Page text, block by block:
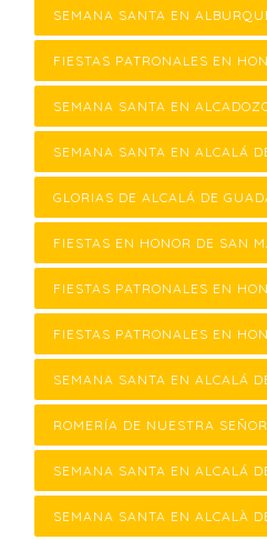
SEMANA SANTA EN
FIESTAS PATRONALES EN
SEMANA SANTA EN
SEMANA SANTA EN ALCALÁ
GLORIAS DE ALCALÁ DE
FIESTAS EN HONOR DE SAN
FIESTAS PATRONALES EN
FIESTAS PATRONALES EN
SEMANA SANTA EN ALCALÁ
ROMERÍA DE NUESTRA
SEMANA SANTA EN ALCALÁ
SEMANA SANTA EN ALCALÀ